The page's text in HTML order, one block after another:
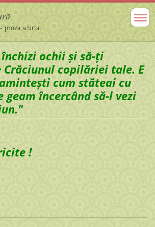
scurta
ochii şi să-ţi
copilăriei tale. E
cum stăteai cu
încercând să-l vezi
!